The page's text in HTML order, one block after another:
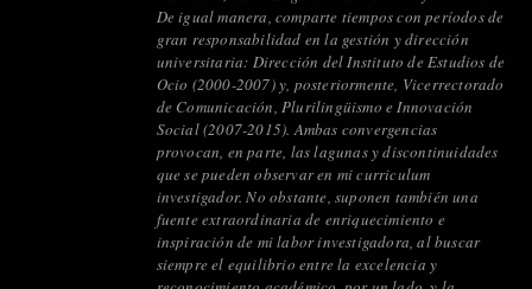
De igual manera, comparte tiempos con períodos de
gran responsabilidad en la gestión y dirección
universitaria: Dirección del Instituto de Estudios de
Ocio (2000-2007) y, posteriormente, Vicerrectorado
de Comunicación, Plurilingüismo e Innovación
Social (2007-2015). Ambas convergencias
provocan, en parte, las lagunas y discontinuidades
que se pueden observar en mi curriculum
investigador. No obstante, suponen también una
fuente extraordinaria de enriquecimiento e
inspiración de mi labor investigadora, al buscar
siempre el equilibrio entre la excelencia y